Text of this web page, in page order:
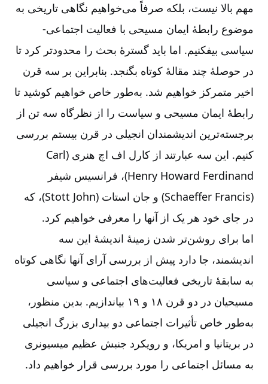
مهم بالا نیست، بلکه صرفاً می‌‌خواهیم نگاهی تاریخی به
موضوع رابطۀ ایمان مسیحی با فعالیت اجتماعی-‏‏‏
سیاسی بیفکنیم. اما باید گسترۀ بحث را محدودتر کرد تا
در حوصلۀ چند مقالۀ کوتاه بگنجد. بنابراین بر سه قرن
اخیر متمرکز خواهیم شد. به‌‌طور خاص خواهیم کوشید تا
رابطۀ ایمان مسیحی و سیاست را از نظرگاه سه تن از
برجسته‌‌ترین اندیشمندان انجیلی در قرن بیستم بررسی
کنیم. این سه عبارتند از كارل اف اچ هنری (Carl
Ferdinand
Howard
Henry)، فرانسیس شیفر
(
Francis
Schaeffer) و جان استات (John
Stott)، كه
در جای خود هر یک از آنها را معرفی خواهیم کرد.
اما برای روشن‌‌تر شدن زمینۀ اندیشۀ این سه
اندیشمند، جا دارد پیش از بررسی آرای آنها نگاهی کوتاه
به سابقۀ تاریخی فعالیت‌‌های اجتماعی و سیاسی
مسیحیان در دو قرن ۱۸ و ۱۹ بیاندازیم. بدین منظور،
به‌‌طور خاص تأثیرات اجتماعی دو بیداری بزرگ انجیلی
در بریتانیا و امریکا، و رویکرد جنبش عظیم میسیونری
به مسائل اجتماعی را مورد بررسی قرار خواهیم داد.